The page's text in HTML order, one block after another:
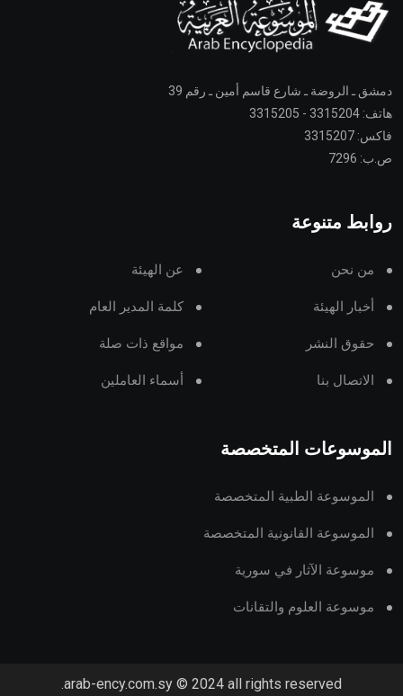
دمشق ـ الروضة ـ شارع قاسم أمين ـ رقم 39
هاتف: 3315204 - 3315205
فاكس: 3315207
ص.ب: 7296
روابط متنوعة
من نحن عن الهيئة
أخبار الهيئة كلمة المدير العام
حقوق النشر مواقع ذات صلة
الاتصال بنا أسماء العاملين
الموسوعات المتخصصة
الموسوعة الطبية المتخصصة
الموسوعة القانونية المتخصصة
موسوعة الآثار في سورية
موسوعة العلوم والتقانات
arab-ency.com.sy © 2024 all rights reserved.